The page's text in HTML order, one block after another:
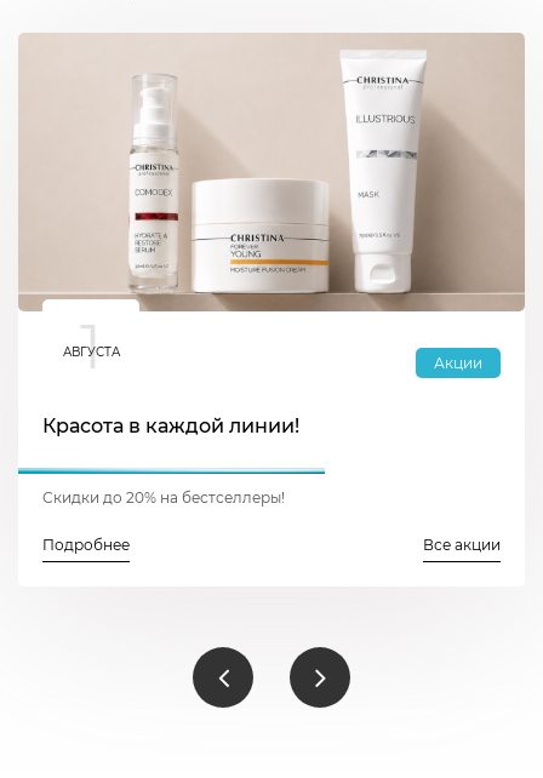
1
АВГУСТА
Акции
Красота в каждой линии!
Скидки до 20% на бестселлеры!
Подробнее Все акции